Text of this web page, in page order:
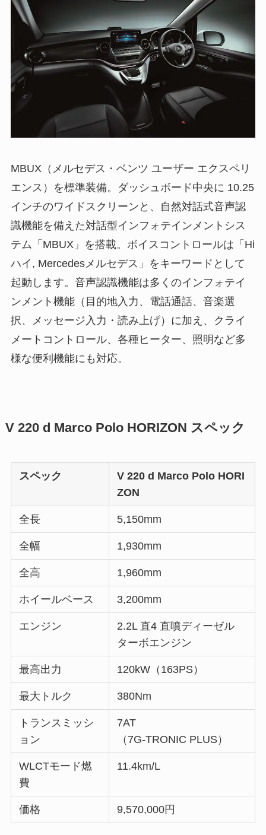
MBUX（メルセデス・ベンツ ユーザー エクスペリ
エンス）を標準装備。ダッシュボード中央に 10.25
インチのワイドスクリーンと、自然対話式音声認
識機能を備えた対話型インフォテインメントシス
テム「MBUX」を搭載。ボイスコントロールは「Hi
ハイ, Mercedesメルセデス」をキーワードとして
起動します。音声認識機能は多くのインフォテイ
ンメント機能（目的地入力、電話通話、音楽選
択、メッセージ入力・読み上げ）に加え、クライ
メートコントロール、各種ヒーター、照明など多
様な便利機能にも対応。
V 220 d Marco Polo HORIZON スペック
スペック
V 220 d Marco Polo HORI
ZON
全長 5,150mm
全幅 1,930mm
全高 1,960mm
ホイールベース 3,200mm
エンジン
2.2L 直4 直噴ディーゼル
ターボエンジン
最高出力 120kW（163PS）
最大トルク 380Nm
トランスミッシ
ョン
7AT
（7G-TRONIC PLUS）
WLCTモード燃
費
11.4km/L
価格 9,570,000円